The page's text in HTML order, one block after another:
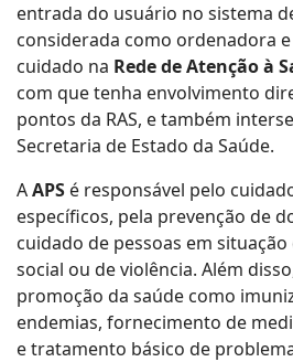
entrada do usuário no sistema
considerada como ordenadora
cuidado na Rede de Atenção à
com que tenha envolvimento
pontos da RAS, e também
Secretaria de Estado da Saúde.
AAPS é responsável pelo
específicos, pela prevenção de
cuidado de pessoas em
social ou de violência. Além
promoção da saúde como
endemias, fornecimento de
e tratamento básico de